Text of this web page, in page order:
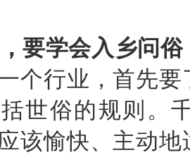
要学会入乡问
个行业，首先
世俗的规则。
该愉快、主动